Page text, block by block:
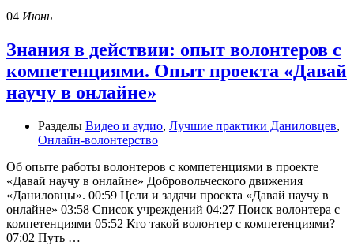
04 Июнь
Знания в действии: опыт волонтеров с
компетенциями. Опыт проекта «Давай
научу в онлайне»
Разделы Видео и аудио, Лучшие практики Даниловцев,
Онлайн-волонтерство
Об опыте работы волонтеров с компетенциями в проекте
«Давай научу в онлайне» Добровольческого движения
«Даниловцы». 00:59 Цели и задачи проекта «Давай научу в
онлайне» 03:58 Список учреждений 04:27 Поиск волонтера с
компетенциями 05:52 Кто такой волонтер с компетенциями?
07:02 Путь …